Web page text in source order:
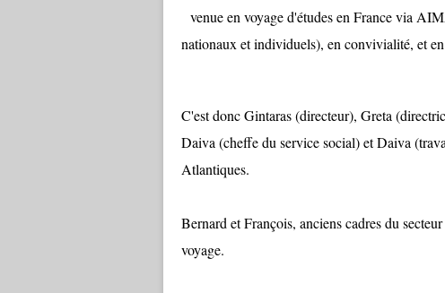
venue en voyage d'études en France via
nationaux et individuels), en convivialité, et
C'est donc Gintaras (directeur), Greta
Daiva (cheffe du service social) et Daiva
Atlantiques.
Bernard et François, anciens cadres du
voyage.